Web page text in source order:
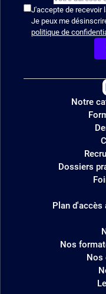
J'accepte de recevoir
Je peux me
politique de
Notre
Dossiers
Plan
Nos
Nos